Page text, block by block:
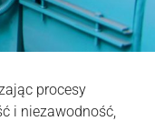
procesy
i niezawodność,